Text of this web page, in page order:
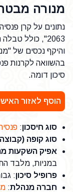
מנורה
נתונים על קרן
2063", כולל
והיקף נכסים של
בהשוואה לקרנות
סיכון דומה.
הוסף לאזור
סוג חיסכון:
סוג קופה
אפיק השקעות
במניות, מלבד
פרופיל סיכון:
חברה מנהלת: